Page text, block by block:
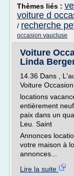
Thèmes liés :
voiture d
/ recherche
occasion vaucluse
Voiture
Linda
14.36 Dans ,
Voiture
locations
entièrement
paix dans un
Leu. Saint
Annonces
votre maison à
annonces...
Lire la suite